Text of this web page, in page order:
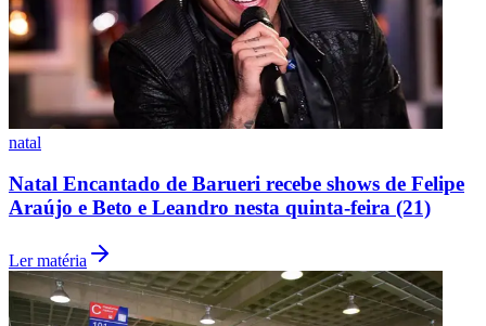
Santos
natal
Natal Encantado de Barueri recebe shows de Felipe
Araújo e Beto e Leandro nesta quinta-feira (21)
Ler matéria